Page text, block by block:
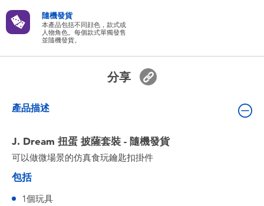
人氣角色
隨機發貨
本產品包括不同顔色，款式或
人物角色。每個款式單獨發售
並隨機發貨。
分享
產品描述
J. Dream 扭蛋 披薩套裝 - 隨機發貨
可以做微場景的仿真食玩鑰匙扣掛件
包括
1個玩具